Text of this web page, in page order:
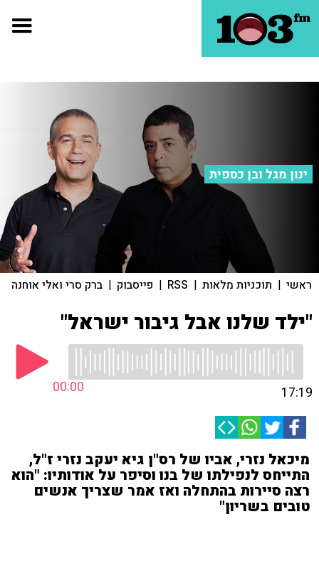
ינון מגל ובן כספית
ראשי | תוכניות מלאות |
RSS
| פייסבוק | ברק סרי ואלי אוחנה
"ילד שלנו אבל גיבור ישראל"
00:00 17:19
מיכאל נזרי, אביו של רס"ן גיא יעקב נזרי ז"ל,
התייחס לנפילתו של בנו וסיפר על אודותיו: "הוא
רצה סיירות בהתחלה ואז אמר שצריך אנשים
טובים בשריון"